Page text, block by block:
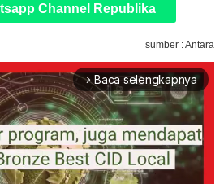
Channel Republika
sumber : Antara
arrow_forward_ios Baca selengkapnya